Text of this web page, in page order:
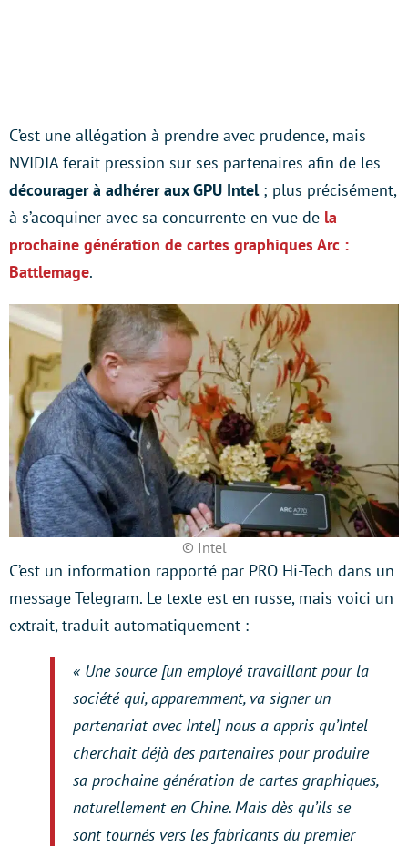
C’est une allégation à prendre avec prudence, mais
NVIDIA ferait pression sur ses partenaires afin de les
décourager à adhérer aux GPU Intel; plus précisément,
à s’acoquiner avec sa concurrente en vue de la
prochaine génération de cartes graphiques Arc :
Battlemage.
© Intel
C’est un information rapporté par PRO Hi-Tech dans un
message Telegram. Le texte est en russe, mais voici un
extrait, traduit automatiquement :
« Une source [un employé travaillant pour la
société qui, apparemment, va signer un
partenariat avec Intel] nous a appris qu’Intel
cherchait déjà des partenaires pour produire
sa prochaine génération de cartes graphiques,
naturellement en Chine. Mais dès qu’ils se
sont tournés vers les fabricants du premier